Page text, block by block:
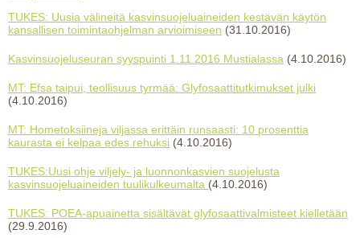
TUKES: Uusia välineitä kasvinsuojeluaineiden kestävän käytön
kansallisen toimintaohjelman arvioimiseen (31.10.2016)
Kasvinsuojeluseuran syyspuinti 1.11.2016 Mustialassa (4.10.2016)
MT: Efsa taipui, teollisuus tyrmää: Glyfosaattitutkimukset julki
(4.10.2016)
MT: Hometoksiineja viljassa erittäin runsaasti: 10 prosenttia
kaurasta ei kelpaa edes rehuksi (4.10.2016)
TUKES:Uusi ohje viljely- ja luonnonkasvien suojelusta
kasvinsuojeluaineiden tuulikulkeumalta (4.10.2016)
TUKES: POEA-apuainetta sisältävät glyfosaattivalmisteet kielletään
(29.9.2016)